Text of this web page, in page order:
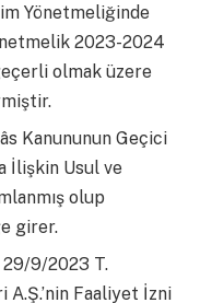
Yönetmeliğinde
2023-2024
olmak üzere
Kanununun Geçici
İlişkin Usul ve
olup
girer.
29/9/2023 T.
Faaliyet İzni